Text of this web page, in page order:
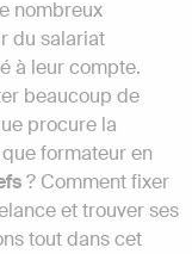
nombreux
du salariat
à leur compte.
beaucoup de
procure la
formateur en
? Comment fixer
et trouver ses
tout dans cet